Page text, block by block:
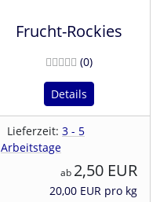
Frucht-Rockies
(0)
Details
Lieferzeit: 3 - 5
Arbeitstage
ab 2,50 EUR
20,00 EUR pro kg